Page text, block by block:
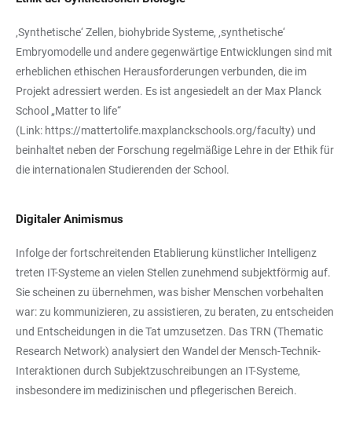
‚Synthetische‘ Zellen, biohybride Systeme, ‚synthetische‘
Embryomodelle und andere gegenwärtige Entwicklungen sind mit
erheblichen ethischen Herausforderungen verbunden, die im
Projekt adressiert werden. Es ist angesiedelt an der Max Planck
School „Matter to life“
(Link: https://mattertolife.maxplanckschools.org/faculty) und
beinhaltet neben der Forschung regelmäßige Lehre in der Ethik für
die internationalen Studierenden der School.
Digitaler Animismus
Infolge der fortschreitenden Etablierung künstlicher Intelligenz
treten IT-Systeme an vielen Stellen zunehmend subjektförmig auf.
Sie scheinen zu übernehmen, was bisher Menschen vorbehalten
war: zu kommunizieren, zu assistieren, zu beraten, zu entscheiden
und Entscheidungen in die Tat umzusetzen. Das TRN (Thematic
Research Network) analysiert den Wandel der Mensch-Technik-
Interaktionen durch Subjektzuschreibungen an IT-Systeme,
insbesondere im medizinischen und pflegerischen Bereich.